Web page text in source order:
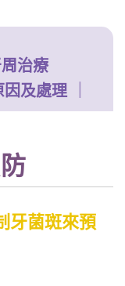
治療
因及處理
牙菌斑來預